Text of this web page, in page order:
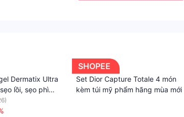
nắng mineral matt antiaging fluid được xem
Dermatix Ultra
lồi, sẹo phì
người lớn
SHOPEE
Set Dior Capture Totale 4 món
kèm túi mỹ phẩm hãng mùa mới